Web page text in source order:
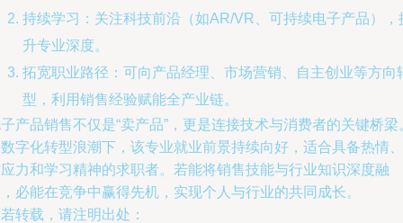
持续学习：关注科技前沿（如AR/VR、可持续电子产品），
升专业深度。
拓宽职业路径：可向产品经理、市场营销、自主创业等方向
型，利用销售经验赋能全产业链。
产品销售不仅是“卖产品”，更是连接技术与消费者的关键桥梁
字化转型浪潮下，该专业就业前景持续向好，适合具备热情、
力和学习精神的求职者。若能将销售技能与行业知识深度融
必能在竞争中赢得先机，实现个人与行业的共同成长。
转载，请注明出处：